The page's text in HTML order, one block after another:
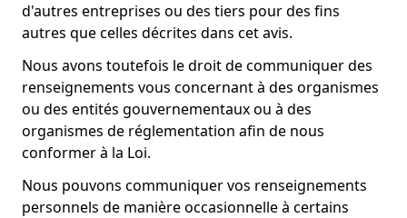
d'autres entreprises ou des tiers pour des fins
autres que celles décrites dans cet avis.
Nous avons toutefois le droit de communiquer des
renseignements vous concernant à des organismes
ou des entités gouvernementaux ou à des
organismes de réglementation afin de nous
conformer à la Loi.
Nous pouvons communiquer vos renseignements
personnels de manière occasionnelle à certains